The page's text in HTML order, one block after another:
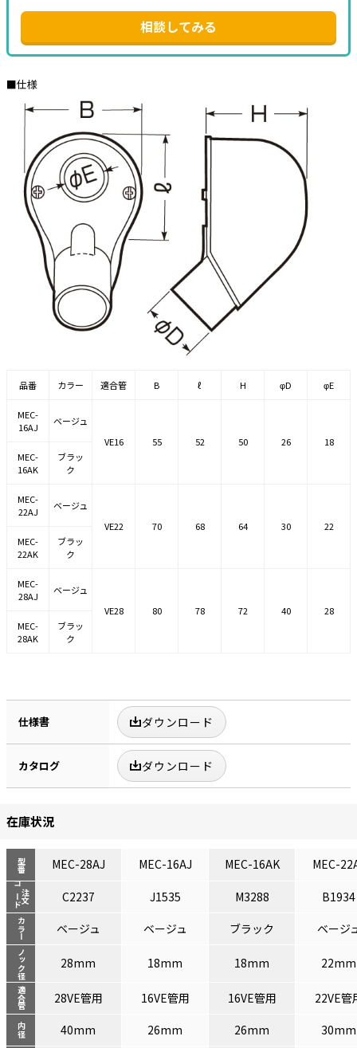
相談してみる
■仕様
品番 カラー 適合管 B ℓ H φD φE
MEC-
16AJ
ベージュ
VE16
55 52 50 26
18
MEC-
16AK
ブラッ
ク
MEC-
22AJ
ベージュ
VE22
70 68 64 30
22
MEC-
22AK
ブラッ
ク
MEC-
28AJ
ベージュ
VE28
80 78 72 40
28
MEC-
28AK
ブラッ
ク
仕様書 ダウンロード
カタログ ダウンロード
在庫状況
型番
注文
コード
カラー
ノック径
適合管
内径
MEC-28AJ MEC-16AJ MEC-16AK MEC-
C2237 J1535 M3288
B1934
ベージュ
ベージュ ブラック ベージ
28mm 18mm 18mm 22mm
28VE管用 16VE管用 16VE管用
22VE管
40mm
26mm 26mm 30mm